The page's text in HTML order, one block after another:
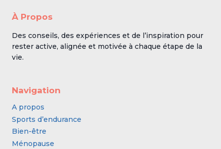
À Propos
Des conseils, des expériences et de l’inspiration pour
rester active, alignée et motivée à chaque étape de la
vie.
Navigation
A propos
Sports d’endurance
Bien-être
Ménopause